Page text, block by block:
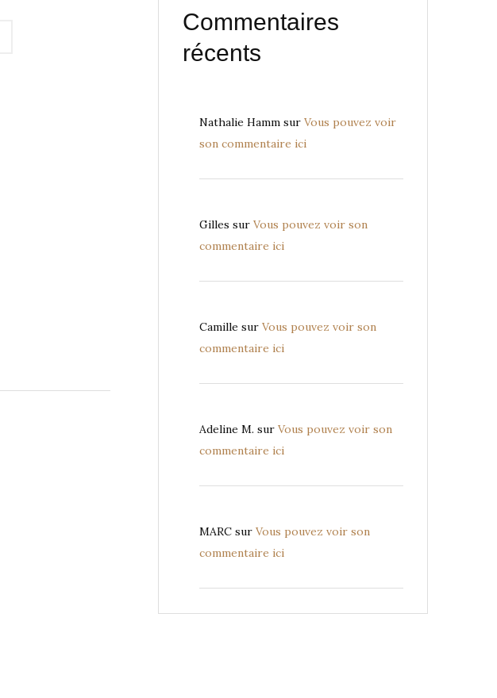
Commentaires
récents
Nathalie Hamm sur Vous pouvez voir
son commentaire ici
Gilles sur Vous pouvez voir son
commentaire ici
Camille sur Vous pouvez voir son
commentaire ici
Adeline M. sur Vous pouvez voir son
commentaire ici
MARC sur Vous pouvez voir son
commentaire ici